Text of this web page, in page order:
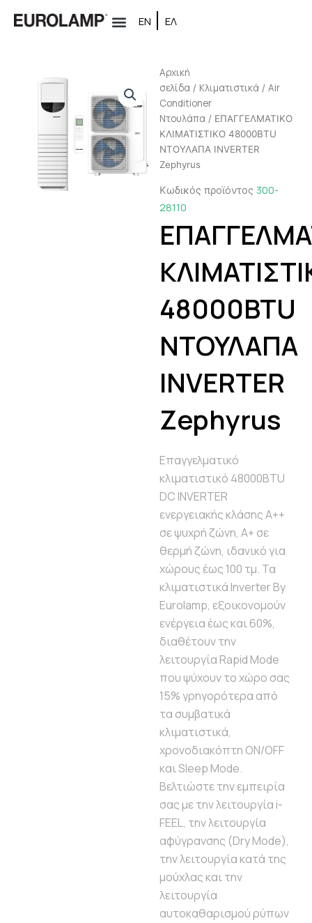
στο
ΕΝ ΕΛ
Αρχική
σελίδα / Κλιματιστικά /Air
Conditioner
Ντουλάπα / ΕΠΑΓΓΕΛΜΑΤΙΚΟ
ΚΛΙΜΑΤΙΣΤΙΚΟ 48000BTU
ΝΤΟΥΛΑΠΑ INVERTER
Zephyrus
Κωδικός προϊόντος 300-
28110
48000BTU
ΝΤΟΥΛΑΠΑ
INVERTER
Zephyrus
Επαγγελματικό
κλιματιστικό 48000BTU
DC INVERTER
ενεργειακής κλάσης A++
σε ψυχρή ζώνη, Α+ σε
θερμή ζώνη, ιδανικό για
χώρους έως 100 τμ. Τα
κλιματιστικά Inverter By
Eurolamp, εξοικονομούν
ενέργεια έως και 60%,
διαθέτουν την
λειτουργία Rapid Mode
που ψύχουν το χώρο σας
15% γρηγορότερα από
τα συμβατικά
κλιματιστικά,
χρονοδιακόπτη ON/OFF
και Sleep Mode.
Βελτιώστε την εμπειρία
σας με την λειτουργία i-
FEEL, την λειτουργία
αφύγρανσης (Dry Mode),
την λειτουργία κατά της
μούχλας και την
λειτουργία
αυτοκαθαρισμού ρύπων